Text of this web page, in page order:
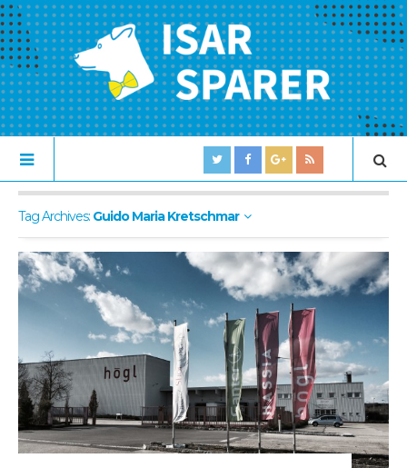
Tag Archives: Guido Maria Kretschmar